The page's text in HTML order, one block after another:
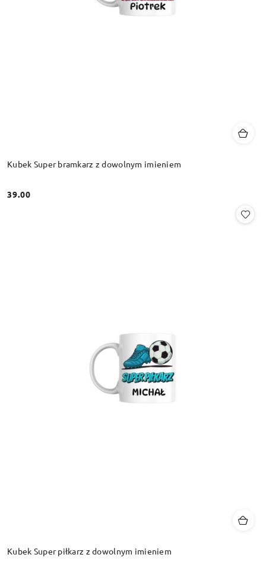
Kubek Super bramkarz z dowolnym imieniem
Cena:
39.00
Kubek Super piłkarz z dowolnym imieniem